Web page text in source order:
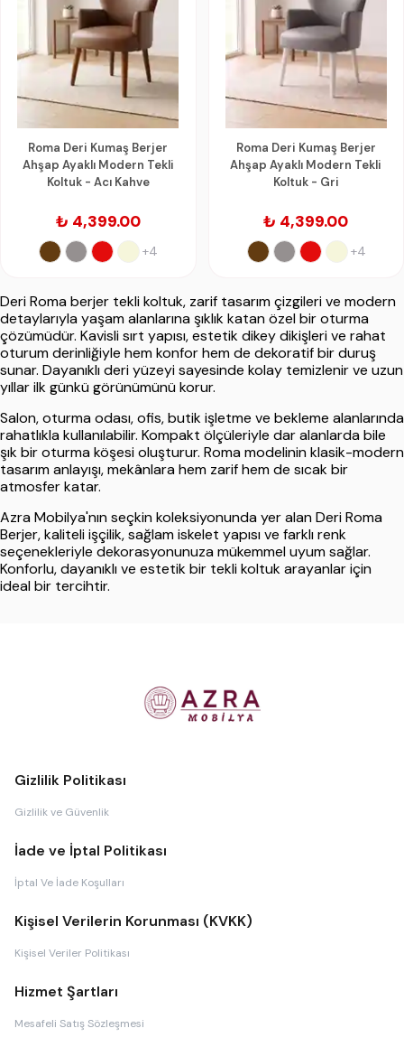
Roma Deri Kumaş Berjer
Ahşap Ayaklı Modern Tekli
Koltuk - Acı Kahve
₺ 4,399.00
+4
Roma Deri Kumaş Berjer
Ahşap Ayaklı Modern Tekli
Koltuk - Gri
₺ 4,399.00
+4
Deri Roma berjer tekli koltuk, zarif tasarım çizgileri ve modern
detaylarıyla yaşam alanlarına şıklık katan özel bir oturma
çözümüdür. Kavisli sırt yapısı, estetik dikey dikişleri ve rahat
oturum derinliğiyle hem konfor hem de dekoratif bir duruş
sunar. Dayanıklı deri yüzeyi sayesinde kolay temizlenir ve uzun
yıllar ilk günkü görünümünü korur.
Salon, oturma odası, ofis, butik işletme ve bekleme alanlarında
rahatlıkla kullanılabilir. Kompakt ölçüleriyle dar alanlarda bile
şık bir oturma köşesi oluşturur. Roma modelinin klasik-modern
tasarım anlayışı, mekânlara hem zarif hem de sıcak bir
atmosfer katar.
Azra Mobilya'nın seçkin koleksiyonunda yer alan Deri Roma
Berjer, kaliteli işçilik, sağlam iskelet yapısı ve farklı renk
seçenekleriyle dekorasyonunuza mükemmel uyum sağlar.
Konforlu, dayanıklı ve estetik bir tekli koltuk arayanlar için
ideal bir tercihtir.
Gizlilik Politikası
Gizlilik ve Güvenlik
İade ve İptal Politikası
İptal Ve İade Koşulları
Kişisel Verilerin Korunması (KVKK)
Kişisel Veriler Politikası
Hizmet Şartları
Mesafeli Satış Sözleşmesi